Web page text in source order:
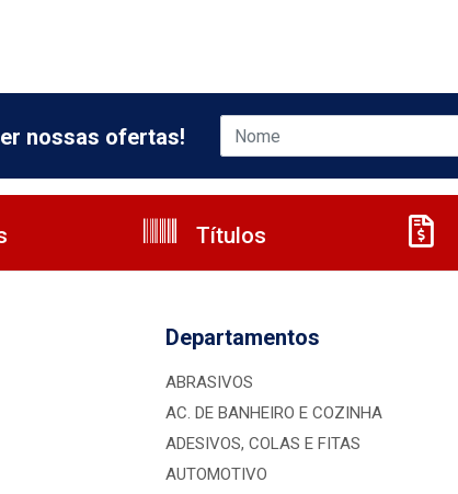
nossas ofertas!
Títulos
Departamentos
ABRASIVOS
AC. DE BANHEIRO E COZINHA
ADESIVOS, COLAS E FITAS
AUTOMOTIVO